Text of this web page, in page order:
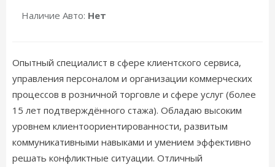
Наличие Авто: Нет
Опытный специалист в сфере клиентского сервиса,
управления персоналом и организации коммерческих
процессов в розничной торговле и сфере услуг (более
15 лет подтверждённого стажа). Обладаю высоким
уровнем клиентоориентированности, развитым
коммуникативными навыками и умением эффективно
решать конфликтные ситуации. Отличный